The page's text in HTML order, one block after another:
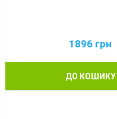
1896 грн
ДО КОШИКУ